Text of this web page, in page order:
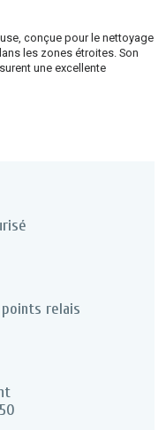
conçue pour le nettoyage
les zones étroites. Son
une excellente
relais